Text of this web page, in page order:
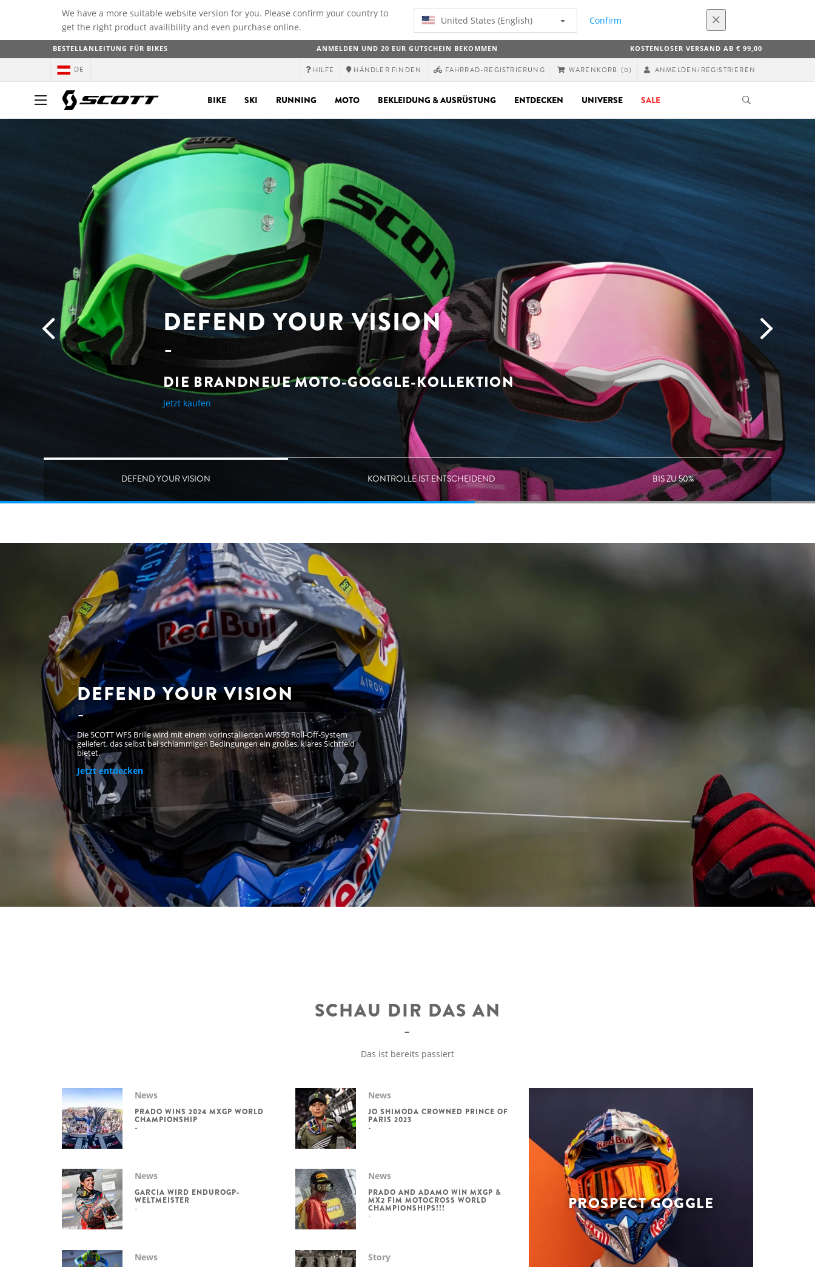
We have a more suitable website version for you. Please confirm your country to
get the right product availibility and even purchase online.
United States (English) Confirm
BESTELLANLEITUNG FÜR BIKES ANMELDEN UND 20 EUR GUTSCHEIN BEKOMMEN KOSTENLOSER VERSAND AB € 99,00
DE HILFE HÄNDLER FINDEN FAHRRAD-REGISTRIERUNG WARENKORB (0) ANMELDEN/REGISTRIEREN
BIKE SKI RUNNING MOTO BEKLEIDUNG & AUSRÜSTUNG ENTDECKEN UNIVERSE SALE
DEFEND YOUR VISION
DIE BRANDNEUE MOTO-GOGGLE-KOLLEKTION
Jetzt kaufen
DEFEND YOUR VISION KONTROLLE IST ENTSCHEIDEND BIS ZU 50%
DEFEND YOUR VISION
Die SCOTT WFS Brille wird mit einem vorinstallierten WFS50 Roll-Off-System
geliefert, das selbst bei schlammigen Bedingungen ein großes, klares Sichtfeld
bietet.
Jetzt entdecken
SCHAU DIR DAS AN
Das ist bereits passiert
News
PRADO WINS 2024 MXGP WORLD
CHAMPIONSHIP
News
JO SHIMODA CROWNED PRINCE OF
PARIS 2023
News
GARCIA WIRD ENDUROGP-
WELTMEISTER
News
PRADO AND ADAMO WIN MXGP &
MX2 FIM MOTOCROSS WORLD
CHAMPIONSHIPS!!!
News Story
PROSPECT GOGGLE